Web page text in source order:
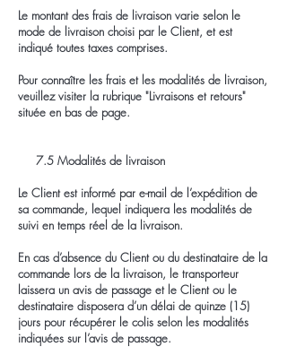
Le montant des frais de livraison varie selon le
mode de livraison choisi par le Client, et est
indiqué toutes taxes comprises.
Pour connaître les frais et les modalités de livraison,
veuillez visiter la rubrique "Livraisons et retours"
située en bas de page.
7.5 Modalités de livraison
Le Client est informé par e-mail de l’expédition de
sa commande, lequel indiquera les modalités de
suivi en temps réel de la livraison.
En cas d’absence du Client ou du destinataire de la
commande lors de la livraison, le transporteur
laissera un avis de passage et le Client ou le
destinataire disposera d’un délai de quinze (15)
jours pour récupérer le colis selon les modalités
indiquées sur l’avis de passage.